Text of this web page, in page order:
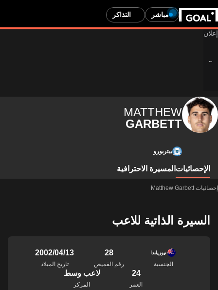
مباشر التذاكر
MATTHEW
GARBETT
بيتربورو
الإحصائيات المسيرة الاحترافية
إحصائيات Matthew Garbett
السيرة الذاتية للاعب
نيوزيلندا
الجنسية
28
رقم القميص
13‏/04‏/2002
تاريخ الميلاد
24
العمر
لاعب وسط
المركز